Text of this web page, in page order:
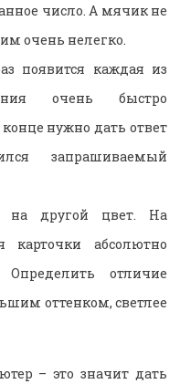
число. А мячик не
очень нелегко.
появится каждая из
очень быстро
нужно дать ответ
запрашиваемый
на другой цвет. На
карточки абсолютно
отличие
оттенком, светлее
– это значит дать